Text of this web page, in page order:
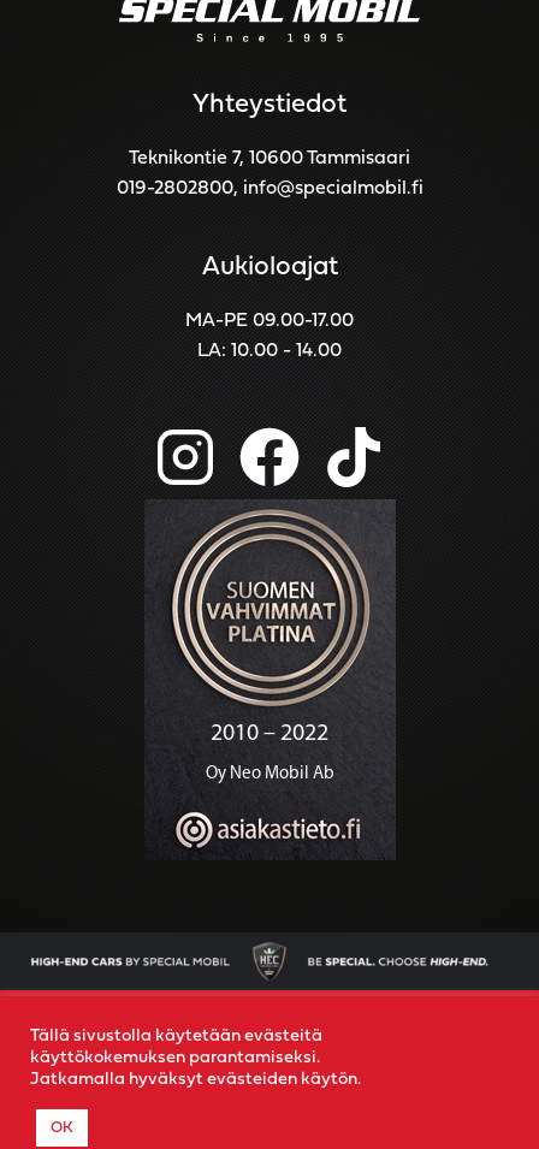
Yhteystiedot
Teknikontie 7, 10600 Tammisaari
019-2802800, info@specialmobil.fi
Aukioloajat
MA-PE 09.00-17.00
LA: 10.00 - 14.00
AJONEUVOT OSTAMME AUTOSI
© 2022
Tällä sivustolla käytetään evästeitä
käyttökokemuksen parantamiseksi.
Jatkamalla hyväksyt evästeiden käytön.
OK